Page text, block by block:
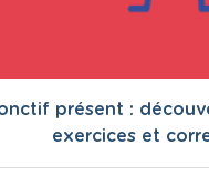
présent :
exercices et